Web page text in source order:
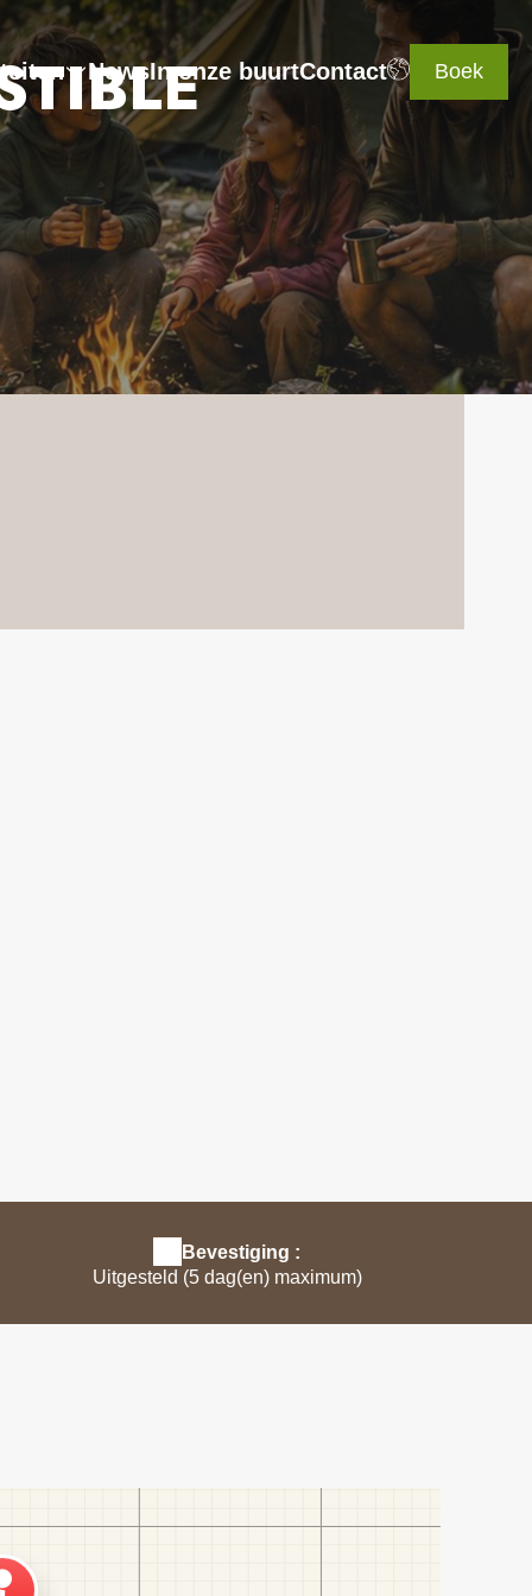
NewsIn onze buurtContact Boek
Bevestiging :
Uitgesteld (5 dag(en) maximum)